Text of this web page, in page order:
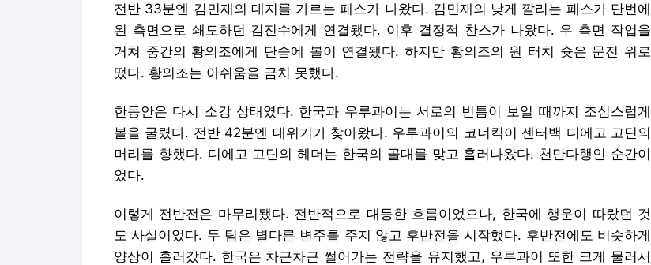
전반 33분엔 김민재의 대지를 가르는 패스가 나왔다. 김민재의 낮게 깔리는 패스가 단번에
왼 측면으로 쇄도하던 김진수에게 연결됐다. 이후 결정적 찬스가 나왔다. 우 측면 작업을
거쳐 중간의 황의조에게 단숨에 볼이 연결됐다. 하지만 황의조의 원 터치 슛은 문전 위로
떴다. 황의조는 아쉬움을 금치 못했다.
한동안은 다시 소강 상태였다. 한국과 우루과이는 서로의 빈틈이 보일 때까지 조심스럽게
볼을 굴렸다. 전반 42분엔 대위기가 찾아왔다. 우루과이의 코너킥이 센터백 디에고 고딘의
머리를 향했다. 디에고 고딘의 헤더는 한국의 골대를 맞고 흘러나왔다. 천만다행인 순간이
었다.
이렇게 전반전은 마무리됐다. 전반적으로 대등한 흐름이었으나, 한국에 행운이 따랐던 것
도 사실이었다. 두 팀은 별다른 변주를 주지 않고 후반전을 시작했다. 후반전에도 비슷하게
양상이 흘러갔다. 한국은 차근차근 썰어가는 전략을 유지했고, 우루과이 또한 크게 물러서